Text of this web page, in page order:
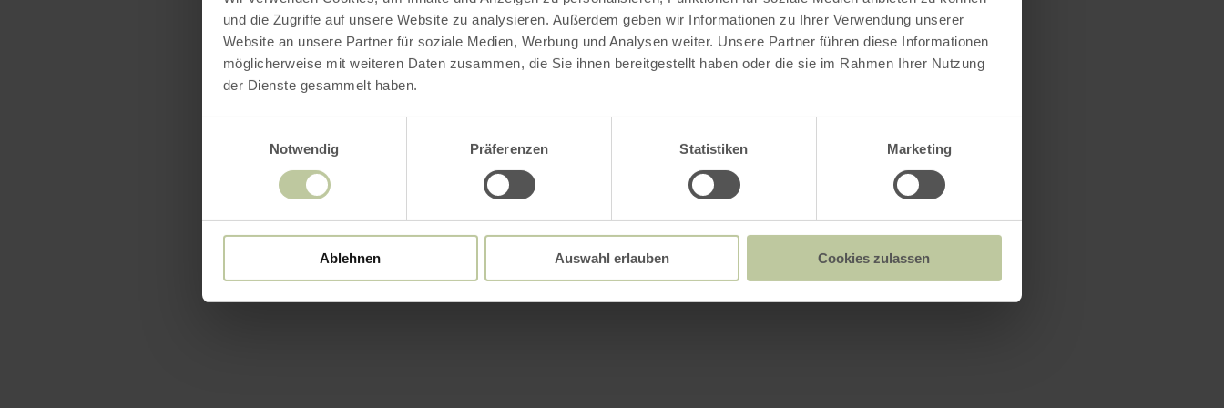
und die Zugriffe auf unsere Website zu analysieren. Außerdem geben wir Informationen zu Ihrer Verwendung unserer
Website an unsere Partner für soziale Medien, Werbung und Analysen weiter. Unsere Partner führen diese Informationen
möglicherweise mit weiteren Daten zusammen, die Sie ihnen bereitgestellt haben oder die sie im Rahmen Ihrer Nutzung
der Dienste gesammelt haben.
Notwendig
Präferenzen Statistiken Marketing
Ablehnen Auswahl erlauben Cookies zulassen